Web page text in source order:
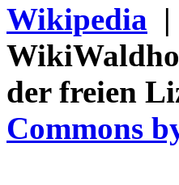
Wikipedia |
der freien
Commons